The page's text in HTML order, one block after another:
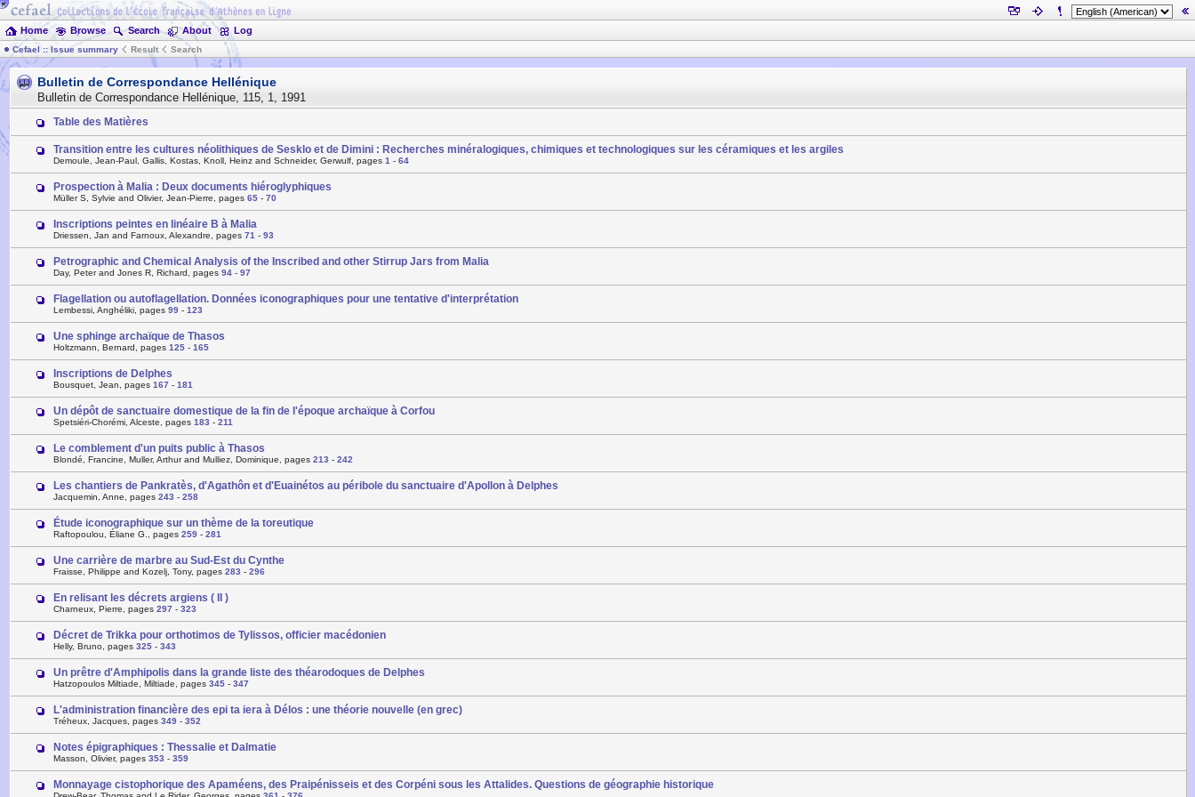
Home Browse Search About Log
Cefael :: Issue summary Result Search
Bulletin de Correspondance Hellénique
Bulletin de Correspondance Hellénique, 115, 1, 1991
Table des Matières
Transition entre les cultures néolithiques de Sesklo et de Dimini : Recherches minéralogiques, chimiques et technologiques sur les céramiques et les argiles
Demoule, Jean-Paul, Gallis, Kostas, Knoll, Heinz and Schneider, Gerwulf, pages 1 - 64
Prospection à Malia : Deux documents hiéroglyphiques
Müller S, Sylvie and Olivier, Jean-Pierre, pages 65 - 70
Inscriptions peintes en linéaire B à Malia
Driessen, Jan and Farnoux, Alexandre, pages 71 - 93
Petrographic and Chemical Analysis of the Inscribed and other Stirrup Jars from Malia
Day, Peter and Jones R, Richard, pages 94 - 97
Flagellation ou autoflagellation. Données iconographiques pour une tentative d'interprétation
Lembessi, Anghéliki, pages 99 - 123
Une sphinge archaïque de Thasos
Holtzmann, Bernard, pages 125 - 165
Inscriptions de Delphes
Bousquet, Jean, pages 167 - 181
Un dépôt de sanctuaire domestique de la fin de l'époque archaïque à Corfou
Spetsiéri-Chorémi, Alceste, pages 183 - 211
Le comblement d'un puits public à Thasos
Blondé, Francine, Muller, Arthur and Mulliez, Dominique, pages 213 - 242
Les chantiers de Pankratès, d'Agathôn et d'Euainétos au péribole du sanctuaire d'Apollon à Delphes
Jacquemin, Anne, pages 243 - 258
Étude iconographique sur un thème de la toreutique
Raftopoulou, Éliane G., pages 259 - 281
Une carrière de marbre au Sud-Est du Cynthe
Fraisse, Philippe and Kozelj, Tony, pages 283 - 296
En relisant les décrets argiens ( II )
Charneux, Pierre, pages 297 - 323
Décret de Trikka pour orthotimos de Tylissos, officier macédonien
Helly, Bruno, pages 325 - 343
Un prêtre d'Amphipolis dans la grande liste des théarodoques de Delphes
Hatzopoulos Miltiade, Miltiade, pages 345 - 347
L'administration financière des epi ta iera à Délos : une théorie nouvelle (en grec)
Tréheux, Jacques, pages 349 - 352
Notes épigraphiques : Thessalie et Dalmatie
Masson, Olivier, pages 353 - 359
Monnayage cistophorique des Apaméens, des Praipénisseis et des Corpéni sous les Attalides. Questions de géographie historique